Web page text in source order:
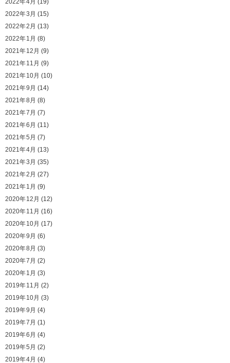
2022年4月 (19)
2022年3月 (15)
2022年2月 (13)
2022年1月 (8)
2021年12月 (9)
2021年11月 (9)
2021年10月 (10)
2021年9月 (14)
2021年8月 (8)
2021年7月 (7)
2021年6月 (11)
2021年5月 (7)
2021年4月 (13)
2021年3月 (35)
2021年2月 (27)
2021年1月 (9)
2020年12月 (12)
2020年11月 (16)
2020年10月 (17)
2020年9月 (6)
2020年8月 (3)
2020年7月 (2)
2020年1月 (3)
2019年11月 (2)
2019年10月 (3)
2019年9月 (4)
2019年7月 (1)
2019年6月 (4)
2019年5月 (2)
2019年4月 (4)